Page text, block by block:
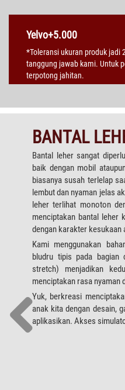
Yelvo+5.000
*Toleransi ukuran produk jadi
tanggung jawab kami. Untuk
terpotong jahitan.
BANTAL
Bantal leher sangat
baik dengan mobil
biasanya susah terlelap
lembut dan nyaman jelas
leher terlihat monoton
menciptakan bantal leher
dengan karakter
Kami menggunakan
bludru tipis pada bagian
stretch) menjadikan
menciptakan rasa nyaman
Yuk, berkreasi
anak kita dengan desain,
aplikasikan. Akses